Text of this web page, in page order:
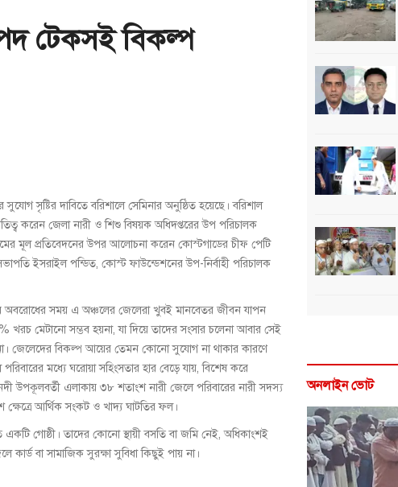
টেকসই বিকল্প
সৃষ্টির দাবিতে বরিশালে সেমিনার অনুষ্ঠিত হয়েছে। বরিশাল
করেন জেলা নারী ও শিশু বিষয়ক অধিদপ্তরের উপ পরিচালক
মূল প্রতিবেদনের উপর আলোচনা করেন কোস্টগাডের চীফ পেটি
ইসরাইল পন্ডিত, কোস্ট ফাউন্ডেশনের উপ-নির্বাহী পরিচালক
অবরোধের সময় এ অঞ্চলের জেলেরা খুবই মানবেতর জীবন যাপন
খরচ মেটানো সম্ভব হয়না, যা দিয়ে তাদের সংসার চলেনা আবার সেই
জেলেদের বিকল্প আয়ের তেমন কোনো সুযোগ না থাকার কারণে
মধ্যে ঘরোয়া সহিংসতার হার বেড়ে যায়, বিশেষ করে
উপকূলবর্তী এলাকায় ৩৮ শতাংশ নারী জেলে পরিবারের নারী সদস্য
ক্ষেত্রে আর্থিক সংকট ও খাদ্য ঘাটতির ফল।
একটি গোষ্ঠী। তাদের কোনো স্থায়ী বসতি বা জমি নেই, অধিকাংশই
কার্ড বা সামাজিক সুরক্ষা সুবিধা কিছুই পায় না।
অনলাইন ভোট